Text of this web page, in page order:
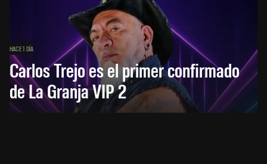
HACE 1 DÍA
Carlos Trejo es el primer confirmado
de La Granja VIP 2